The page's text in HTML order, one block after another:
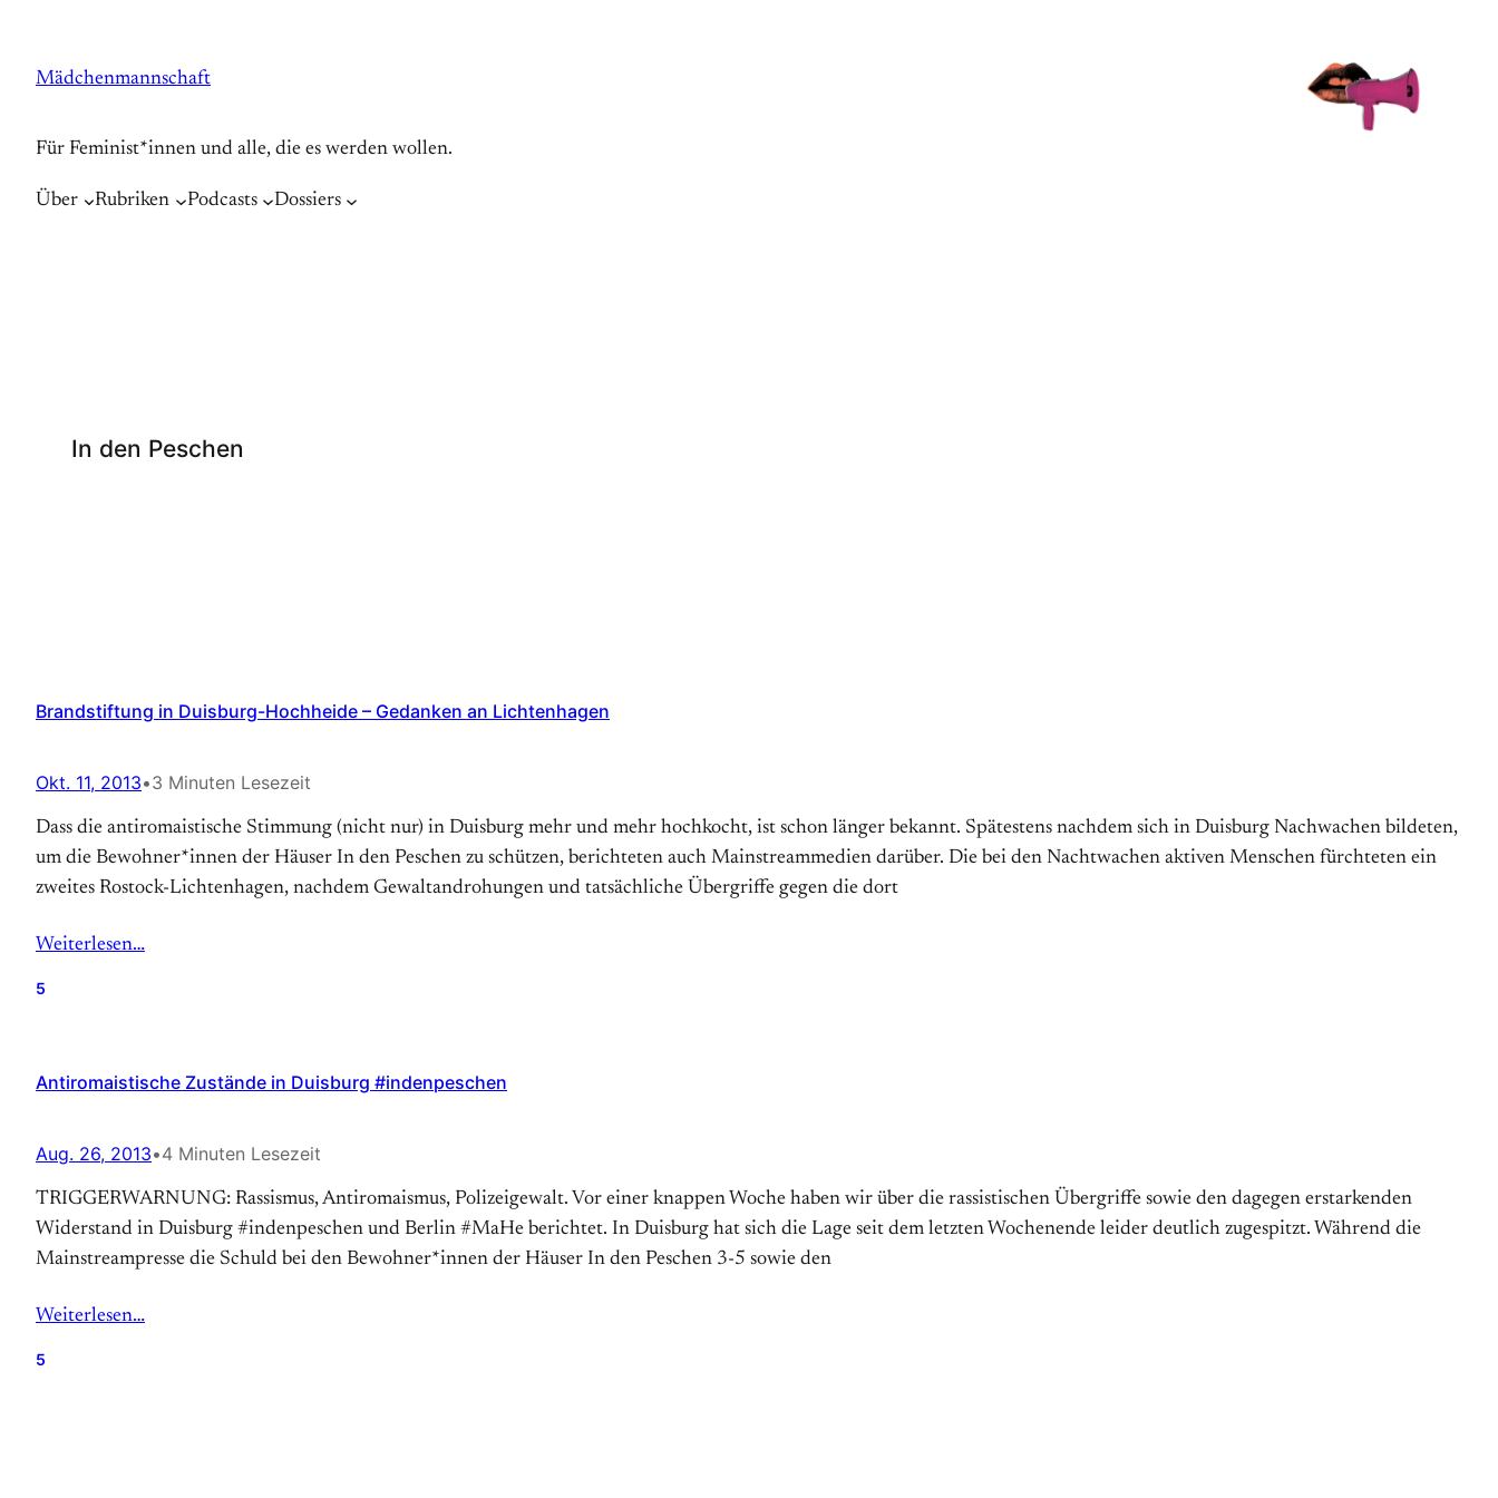
springen
Mädchenmannschaft
Für Feminist*innen und alle, die es werden wollen.
Über Rubriken Podcasts Dossiers
In den Peschen
Brandstiftung in Duisburg-Hochheide – Gedanken an Lichtenhagen
Okt. 11, 2013•3 Minuten Lesezeit
Dass die antiromaistische Stimmung (nicht nur) in Duisburg mehr und mehr hochkocht, ist schon länger bekannt. Spätestens nachdem sich in Duisburg Nachwachen bildeten,
um die Bewohner*innen der Häuser In den Peschen zu schützen, berichteten auch Mainstreammedien darüber. Die bei den Nachtwachen aktiven Menschen fürchteten ein
zweites Rostock-Lichtenhagen, nachdem Gewaltandrohungen und tatsächliche Übergriffe gegen die dort
Weiterlesen…
5
Antiromaistische Zustände in Duisburg #indenpeschen
Aug. 26, 2013•4 Minuten Lesezeit
TRIGGERWARNUNG: Rassismus, Antiromaismus, Polizeigewalt. Vor einer knappen Woche haben wir über die rassistischen Übergriffe sowie den dagegen erstarkenden
Widerstand in Duisburg #indenpeschen und Berlin #MaHe berichtet. In Duisburg hat sich die Lage seit dem letzten Wochenende leider deutlich zugespitzt. Während die
Mainstreampresse die Schuld bei den Bewohner*innen der Häuser In den Peschen 3-5 sowie den
Weiterlesen…
5